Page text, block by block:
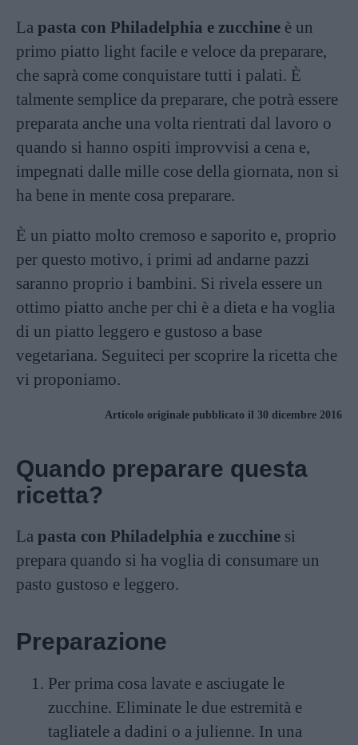
La pasta con Philadelphia e zucchine è un
primo piatto light facile e veloce da preparare,
che saprà come conquistare tutti i palati. È
talmente semplice da preparare, che potrà essere
preparata anche una volta rientrati dal lavoro o
quando si hanno ospiti improvvisi a cena e,
impegnati dalle mille cose della giornata, non si
ha bene in mente cosa preparare.
È un piatto molto cremoso e saporito e, proprio
per questo motivo, i primi ad andarne pazzi
saranno proprio i bambini. Si rivela essere un
ottimo piatto anche per chi è a dieta e ha voglia
di un piatto leggero e gustoso a base
vegetariana. Seguiteci per scoprire la ricetta che
vi proponiamo.
Articolo originale pubblicato il 30 dicembre 2016
Quando preparare questa
ricetta?
La pasta con Philadelphia e zucchine si
prepara quando si ha voglia di consumare un
pasto gustoso e leggero.
Preparazione
Per prima cosa lavate e asciugate le
zucchine. Eliminate le due estremità e
tagliatele a dadini o a julienne. In una